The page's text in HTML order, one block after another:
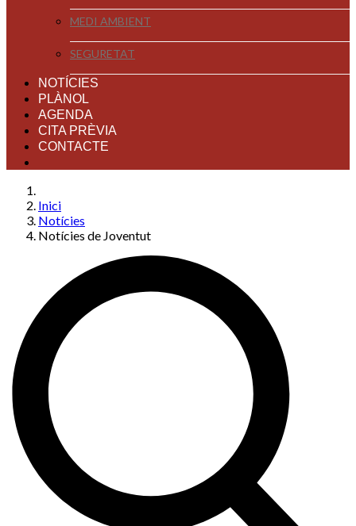
MEDI AMBIENT
SEGURETAT
NOTÍCIES
PLÀNOL
AGENDA
CITA PRÈVIA
CONTACTE
Inici
Notícies
Notícies de Joventut